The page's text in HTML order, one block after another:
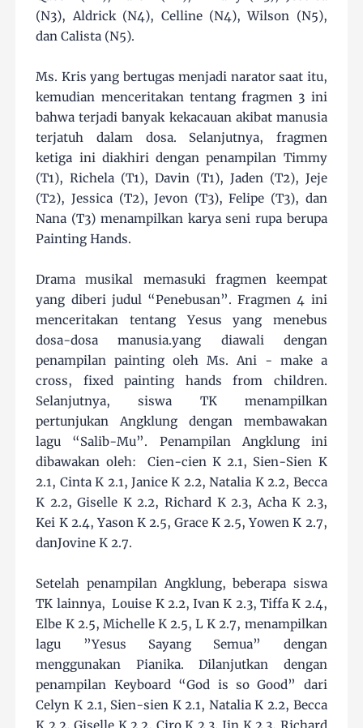
(N3), Aldrick (N4), Celline (N4), Wilson (N5),
dan Calista (N5).
Ms. Kris yang bertugas menjadi narator saat itu,
kemudian menceritakan tentang fragmen 3 ini
bahwa terjadi banyak kekacauan akibat manusia
terjatuh dalam dosa. Selanjutnya, fragmen
ketiga ini diakhiri dengan penampilan Timmy
(T1), Richela (T1), Davin (T1), Jaden (T2), Jeje
(T2), Jessica (T2), Jevon (T3), Felipe (T3), dan
Nana (T3) menampilkan karya seni rupa berupa
Painting Hands.
Drama musikal memasuki fragmen keempat
yang diberi judul “Penebusan”. Fragmen 4 ini
menceritakan tentang Yesus yang menebus
dosa-dosa manusia.yang diawali dengan
penampilan painting oleh Ms. Ani - make a
cross, fixed painting hands from children.
Selanjutnya, siswa TK menampilkan
pertunjukan Angklung dengan membawakan
lagu “Salib-Mu”. Penampilan Angklung ini
dibawakan oleh: Cien-cien K 2.1, Sien-Sien K
2.1, Cinta K 2.1, Janice K 2.2, Natalia K 2.2, Becca
K 2.2, Giselle K 2.2, Richard K 2.3, Acha K 2.3,
Kei K 2.4, Yason K 2.5, Grace K 2.5, Yowen K 2.7,
danJovine K 2.7.
Setelah penampilan Angklung, beberapa siswa
TK lainnya, Louise K 2.2, Ivan K 2.3, Tiffa K 2.4,
Elbe K 2.5, Michelle K 2.5, L K 2.7, menampilkan
lagu ”Yesus Sayang Semua” dengan
menggunakan Pianika. Dilanjutkan dengan
penampilan Keyboard “God is so Good” dari
Celyn K 2.1, Sien-sien K 2.1, Natalia K 2.2, Becca